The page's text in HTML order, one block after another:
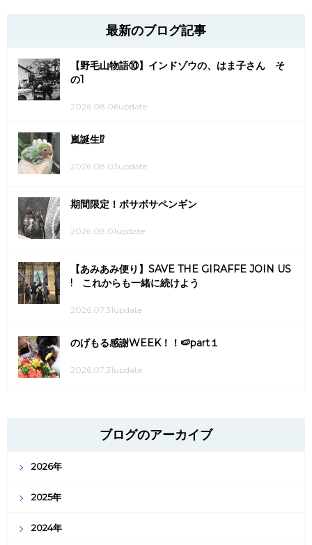
最新のブログ記事
【野毛山物語⑩】インドゾウの、はま子さん そ
の1
2026.08.06update
嵐誕生⁉
2026.08.03update
期間限定！ボサボサペンギン
2026.08.01update
【あみあみ便り】SAVE THE GIRAFFE JOIN US
! これからも一緒に続けよう
2026.07.31update
のげもる感謝WEEK！！🍉part１
2026.07.31update
ブログのアーカイブ
2026年
2025年
2024年